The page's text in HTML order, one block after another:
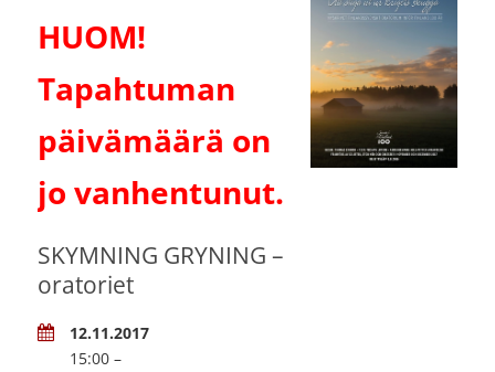
HUOM!
Tapahtuman
päivämäärä on
jo vanhentunut.
SKYMNING GRYNING –
oratoriet
12.11.2017
15:00 –